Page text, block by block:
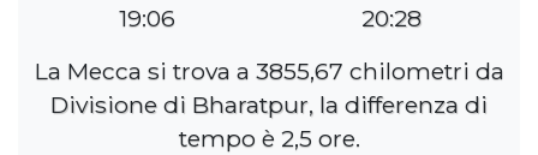
19:06
20:28
La Mecca si trova a 3855,67 chilometri da
Divisione di Bharatpur, la differenza di
tempo è 2,5 ore.